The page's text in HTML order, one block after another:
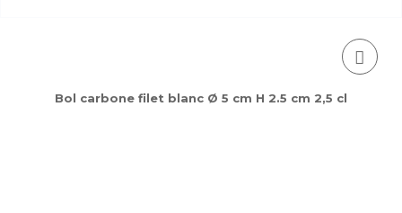
Bol carbone filet blanc Ø 5 cm H 2.5 cm 2,5 cl